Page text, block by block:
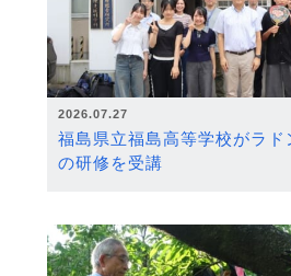
2026.07.27
福島県立福島高等学校がラド
の研修を受講